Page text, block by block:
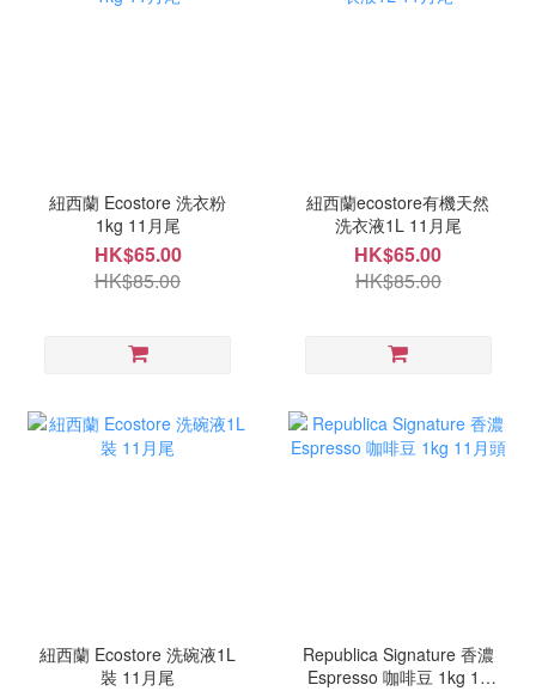
紐西蘭 Ecostore 洗衣粉
1kg 11月尾
HK$65.00
HK$85.00
紐西蘭ecostore有機天然
洗衣液1L 11月尾
HK$65.00
HK$85.00
紐西蘭 Ecostore 洗碗液1L
裝 11月尾
Republica Signature 香濃
Espresso 咖啡豆 1kg 11